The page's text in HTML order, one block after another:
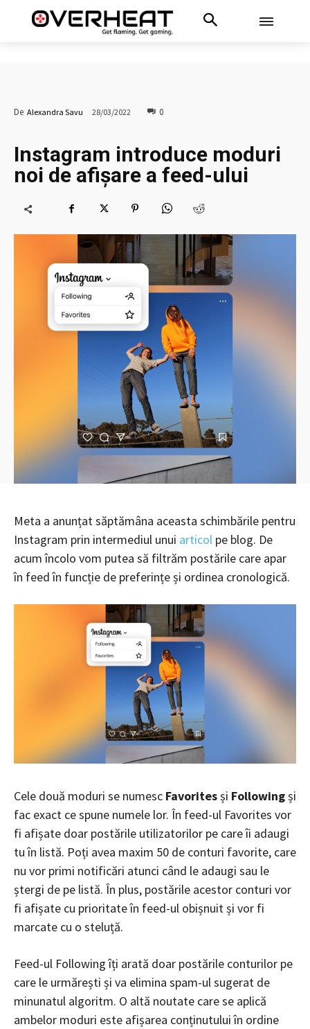
De Alexandra Savu 28/03/2022 0
Instagram introduce moduri
noi de afișare a feed-ului
Meta a anunțat săptămâna aceasta schimbările pentru
Instagram prin intermediul unui articol pe blog. De
acum încolo vom putea să filtrăm postările care apar
în feed în funcție de preferințe și ordinea cronologică.
Cele două moduri se numesc Favoritesși Followingși
fac exact ce spune numele lor. În feed-ul Favorites vor
fi afișate doar postările utilizatorilor pe care îi adaugi
tu în listă. Poți avea maxim 50 de conturi favorite, care
nu vor primi notificări atunci când le adaugi sau le
ștergi de pe listă. În plus, postările acestor conturi vor
fi afișate cu prioritate în feed-ul obișnuit și vor fi
marcate cu o steluță.
Feed-ul Following îți arată doar postările conturilor pe
care le urmărești și va elimina spam-ul sugerat de
minunatul algoritm. O altă noutate care se aplică
ambelor moduri este afișarea conținutului în ordine